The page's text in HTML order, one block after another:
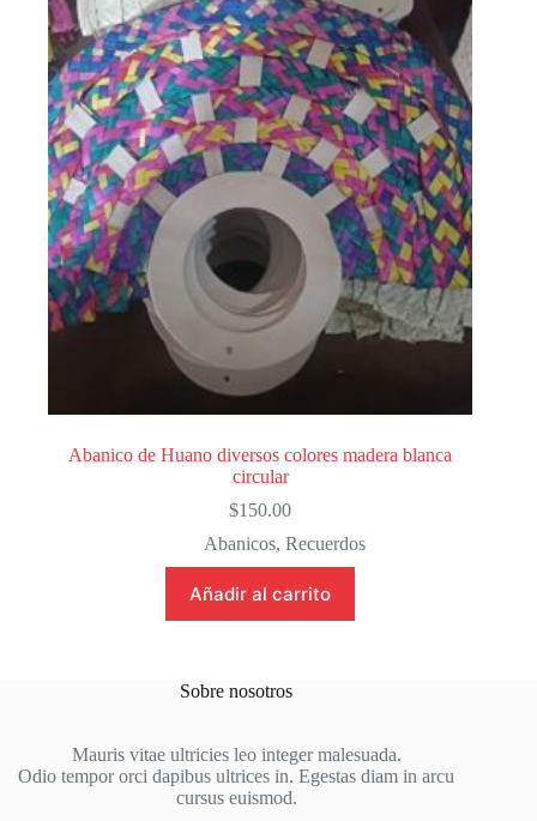
Abanico de Huano diversos colores madera blanca
circular
$150.00
Abanicos, Recuerdos
Añadir al carrito
Sobre nosotros
Mauris vitae ultricies leo integer malesuada.
Odio tempor orci dapibus ultrices in. Egestas diam in arcu
cursus euismod.